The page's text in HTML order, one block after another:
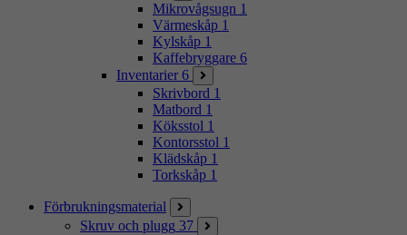
Mikrovågsugn 1
Värmeskåp 1
Kylskåp 1
Kaffebryggare 6
Inventarier 6
Skrivbord 1
Matbord 1
Köksstol 1
Kontorsstol 1
Klädskåp 1
Torkskåp 1
Förbrukningsmaterial
Skruv och plugg 37